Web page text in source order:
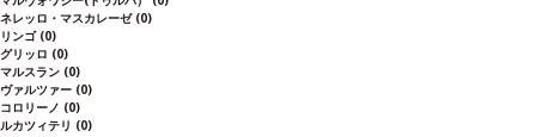
ネレッロ・マスカレーゼ (0)
リンゴ (0)
グリッロ (0)
マルスラン (0)
ヴァルツァー (0)
コロリーノ (0)
ルカツィテリ (0)